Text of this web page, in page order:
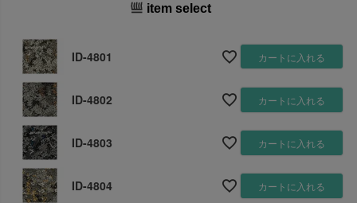
item select
ID-4801 カートに入れる
ID-4802 カートに入れる
ID-4803 カートに入れる
ID-4804 カートに入れる